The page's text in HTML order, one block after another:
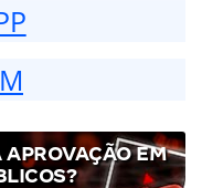
EM